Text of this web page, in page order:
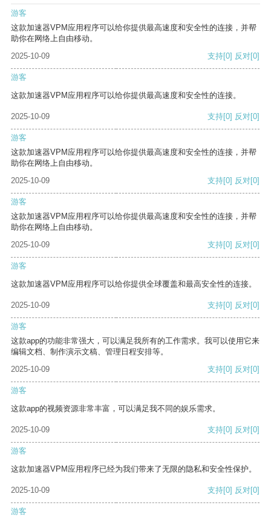
游客
这款加速器VPM应用程序可以给你提供最高速度和安全性的连接，并帮
助你在网络上自由移动。
2025-10-09
支持[0] 反对[0]
游客
这款加速器VPM应用程序可以给你提供最高速度和安全性的连接。
2025-10-09 支持[0] 反对[0]
游客
这款加速器VPM应用程序可以给你提供最高速度和安全性的连接，并帮
助你在网络上自由移动。
2025-10-09
支持[0] 反对[0]
游客
这款加速器VPM应用程序可以给你提供最高速度和安全性的连接，并帮
助你在网络上自由移动。
2025-10-09
支持[0] 反对[0]
游客
这款加速器VPM应用程序可以给你提供全球覆盖和最高安全性的连接。
2025-10-09 支持[0] 反对[0]
游客
这款app的功能非常强大，可以满足我所有的工作需求。我可以使用它来
编辑文档、制作演示文稿、管理日程安排等。
2025-10-09
支持[0] 反对[0]
游客
这款app的视频资源非常丰富，可以满足我不同的娱乐需求。
2025-10-09 支持[0] 反对[0]
游客
这款加速器VPM应用程序已经为我们带来了无限的隐私和安全性保护。
2025-10-09 支持[0] 反对[0]
游客